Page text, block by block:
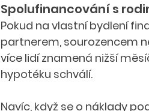
Spolufinancování s
Pokud na vlastní bydlení
partnerem, sourozencem
více lidí znamená nižší
hypotéku schválí.
Navíc, když se o náklady